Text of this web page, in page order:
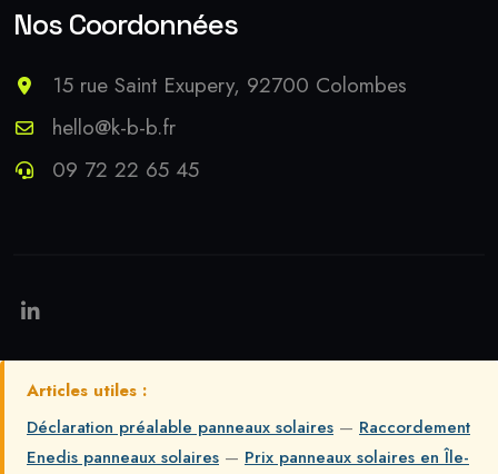
Nos Coordonnées
15 rue Saint Exupery, 92700 Colombes
hello@k-b-b.fr
09 72 22 65 45
Articles utiles :
Déclaration préalable panneaux solaires — Raccordement
Enedis panneaux solaires — Prix panneaux solaires en Île-